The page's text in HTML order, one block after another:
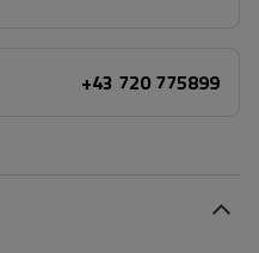
+43 720 775899